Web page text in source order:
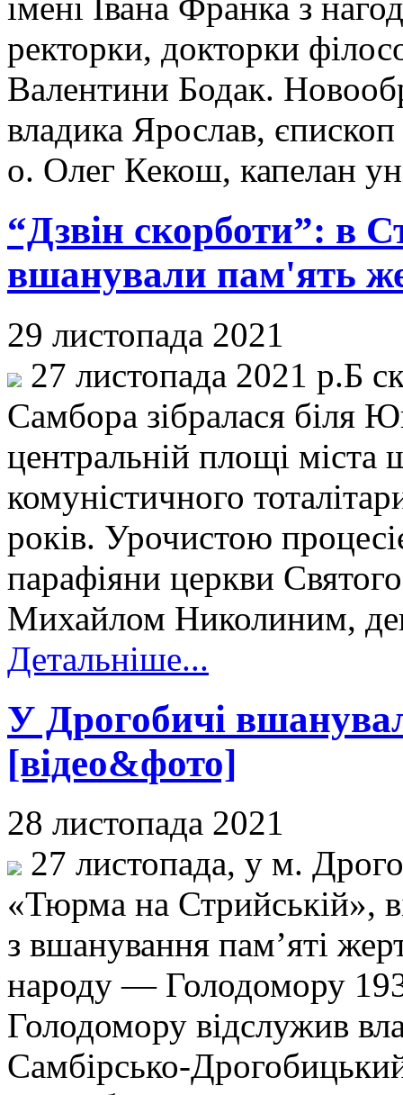
ректорки, докторки
Валентини Бодак.
владика Ярослав,
о. Олег Кекош, капелан
“Дзвін скорботи”: в
вшанували пам'ять
29 листопада 2021
27 листопада 2021 р.Б
Самбора зібралася біля
центральній площі
комуністичного
років. Урочистою
парафіяни церкви
Михайлом Николиним,
Детальніше...
У Дрогобичі
[відео&фото]
28 листопада 2021
27 листопада, у м.
«Тюрма на Стрийській»,
з вшанування пам’яті
народу — Голодомору
Голодомору відслужив
Самбірсько-